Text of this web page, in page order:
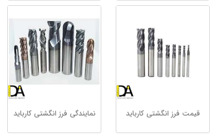
قیمت فرز انگشتی کارباید نمایندگی فرز انگشتی کارباید